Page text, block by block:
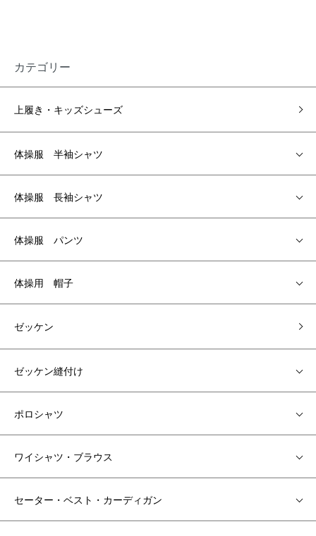
カテゴリー
上履き・キッズシューズ
体操服 半袖シャツ
体操服 長袖シャツ
体操服 パンツ
体操用 帽子
ゼッケン
ゼッケン縫付け
ポロシャツ
ワイシャツ・ブラウス
セーター・ベスト・カーディガン